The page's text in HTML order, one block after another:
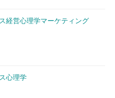
経営心理学マーケティング
心理学